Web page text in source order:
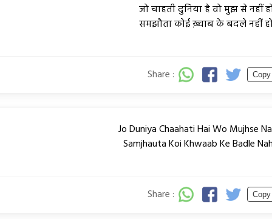
जो चाहती दुनिया है वो मुझ से नहीं
समझौता कोई ख़्वाब के बदले नहीं
Share : Copy
Jo Duniya Chaahati Hai Wo Mujhse
Samjhauta Koi Khwaab Ke Badle
Share : Copy